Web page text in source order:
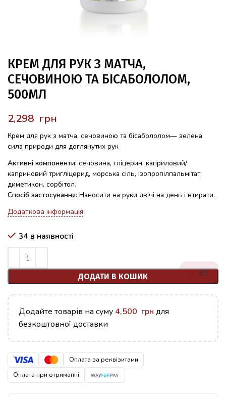
КРЕМ ДЛЯ РУК З МАТЧА,
СЕЧОВИНОЮ ТА БІСАБОЛОЛОМ,
500МЛ
грн
Крем для рук з матча, сечовиною та бісабололом— зелена
сила природи для доглянутих рук
Активні компоненти: сечовина, гліцерин, каприловий/
каприновий тригліцерид, морська сіль, ізопропілпальмітат,
диметикон, сорбітол.
Спосіб застосування: Наносити на руки двічі на день і втирати.
Додаткова інформація
34 в наявності
ДОДАТИ В КОШИК 81
Додайте товарів на суму 4,500 грн для
безкоштовної доставки
Оплата за реквізитами
Оплата при отриманні